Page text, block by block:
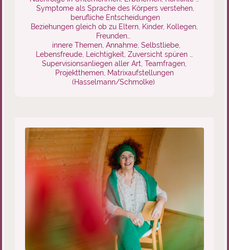
Symptome als Sprache des Körpers verstehen,
berufliche Entscheidungen
Beziehungen gleich ob zu Eltern, Kinder, Kollegen,
Freunden…
innere Themen, Annahme, Selbstliebe,
Lebensfreude, Leichtigkeit, Zuversicht spüren …
Supervisionsanliegen aller Art, Teamfragen,
Projektthemen, Matrixaufstellungen
(Hasselmann/Schmolke)